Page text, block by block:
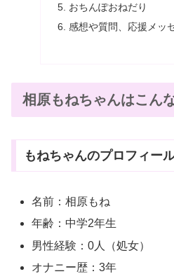
おちんぽおねだり
感想や質問、応援メッ
相原もねちゃんはこん
もねちゃんのプロフィー
名前：相原もね
年齢：中学2年生
男性経験：0人（処女）
オナニー歴：3年